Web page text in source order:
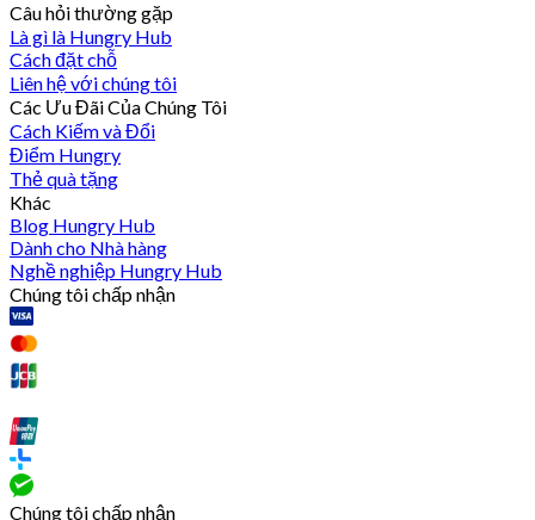
Câu hỏi thường gặp
Là gì là Hungry Hub
Cách đặt chỗ
Liên hệ với chúng tôi
Các Ưu Đãi Của Chúng Tôi
Cách Kiếm và Đổi
Điểm Hungry
Thẻ quà tặng
Khác
Blog Hungry Hub
Dành cho Nhà hàng
Nghề nghiệp Hungry Hub
Chúng tôi chấp nhận
Chúng tôi chấp nhận